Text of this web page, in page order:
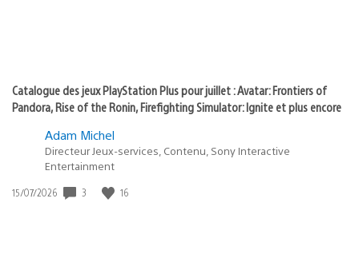
Catalogue des jeux PlayStation Plus pour juillet : Avatar: Frontiers of
Pandora, Rise of the Ronin, Firefighting Simulator: Ignite et plus encore
Adam Michel
Directeur Jeux-services, Contenu, Sony Interactive
Entertainment
Date
15/07/2026 3 16